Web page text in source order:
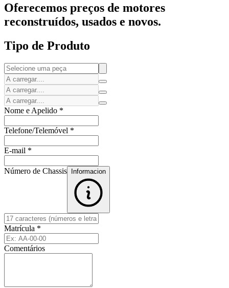
Oferecemos preços de motores
reconstruídos, usados e novos.
Tipo de Produto
Nome e Apelido *
Telefone/Telemóvel *
E-mail *
Número de Chassis Informacion
Matrícula *
Comentários